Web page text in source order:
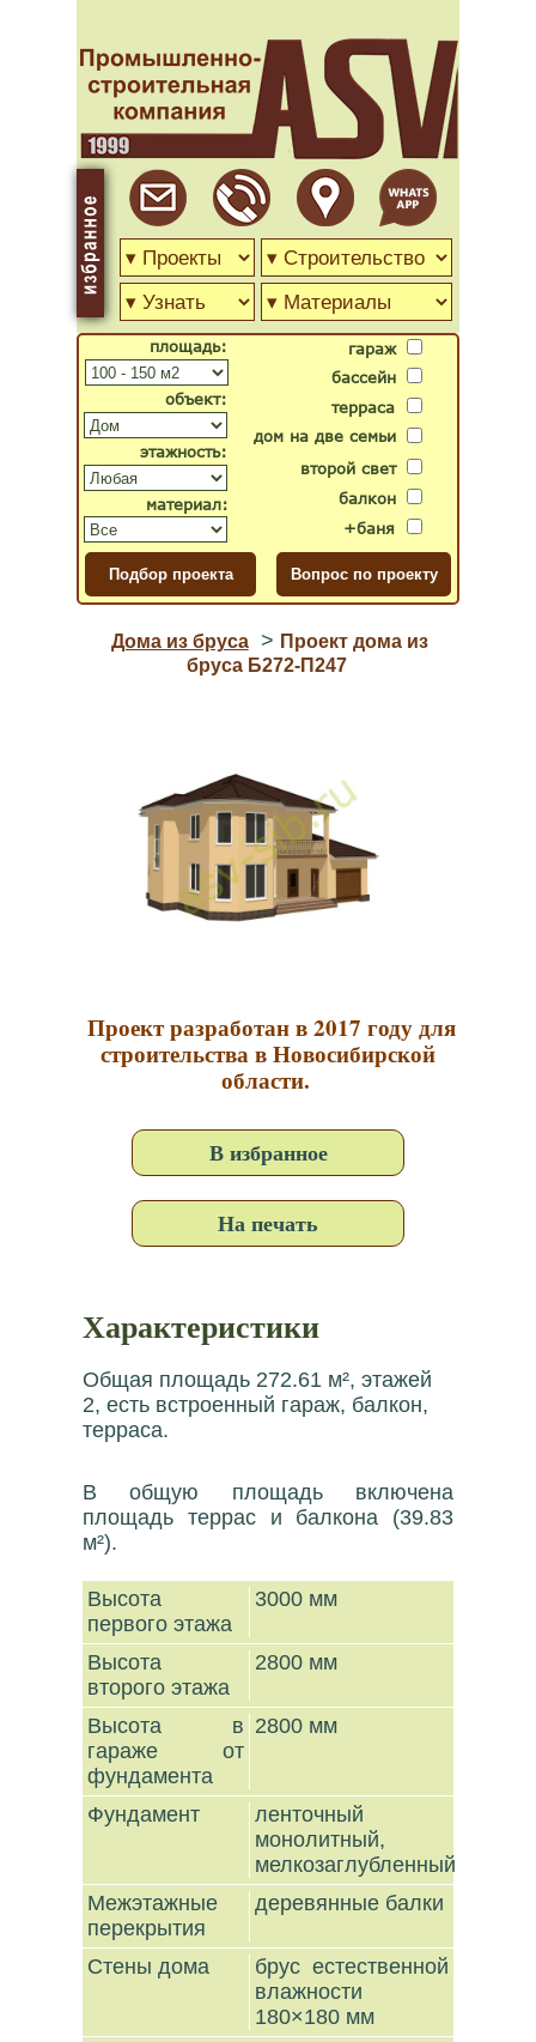
гараж
бассейн
второй свет
дом на две семьи
терраса
балкон
+баня
объект:
материал:
площадь:
этажность:
Дома из бруса > Проект дома из
бруса Б272-П247
Проект разработан в 2017 году для
строительства в Новосибирской
области.
В избранное
На печать
Характеристики
Общая площадь 272.61 м², этажей
2, есть встроенный гараж, балкон,
терраса.
В общую площадь включена
площадь террас и балкона (39.83
м²).
Высота
первого этажа
3000 мм
Высота
второго этажа
2800 мм
Высота в
гараже от
фундамента
2800 мм
Фундамент
ленточный
монолитный,
мелкозаглубленный
Межэтажные
перекрытия
деревянные балки
Стены дома
брус естественной
влажности
180×180 мм